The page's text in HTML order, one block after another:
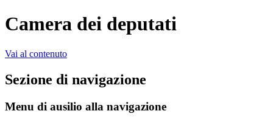
Camera dei deputati
Vai al contenuto
Sezione di navigazione
Menu di ausilio alla navigazione